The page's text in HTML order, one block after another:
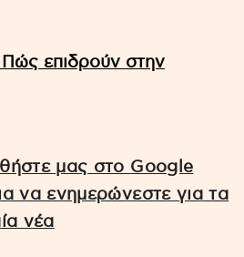
Πώς επιδρούν στην
μας στο Google
να ενημερώνεστε για τα
νέα